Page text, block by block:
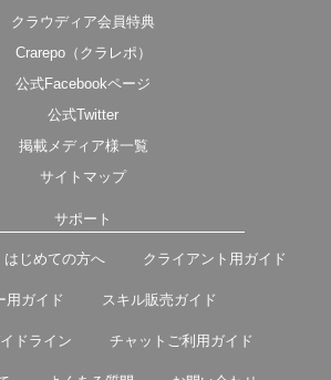
クラウディア会員特典
Crarepo（クラレポ）
公式Facebookページ
公式Twitter
掲載メディア様一覧
サイトマップ
サポート
はじめての方へ クライアント用ガイド
用ガイド スキル販売ガイド
ドライン チャットご利用ガイド